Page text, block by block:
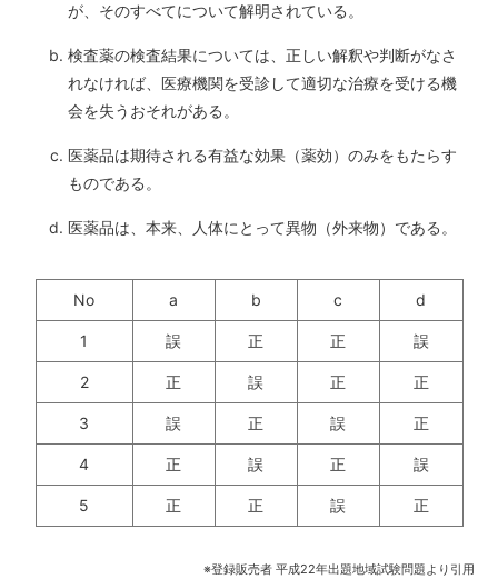
が、そのすべてについて解明されている。
検査薬の検査結果については、正しい解釈や判断がなさ
れなければ、医療機関を受診して適切な治療を受ける機
会を失うおそれがある。
医薬品は期待される有益な効果（薬効）のみをもたらす
ものである。
医薬品は、本来、人体にとって異物（外来物）である。
No a b c d
1 誤 正 正 誤
2 正 誤 正 正
3 誤 正 誤 正
4 正 誤 正 誤
5 正 正 誤 正
※登録販売者 平成22年出題地域試験問題より引用